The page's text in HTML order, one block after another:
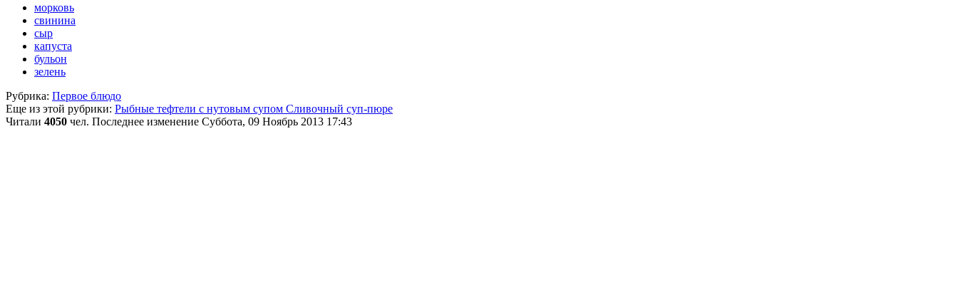
морковь
свинина
сыр
капуста
бульон
зелень
Рубрика: Первое блюдо
Еще из этой рубрики: Рыбные тефтели с нутовым супом Сливочный суп-пюре
Читали 4050 чел. Последнее изменение Суббота, 09 Ноябрь 2013 17:43